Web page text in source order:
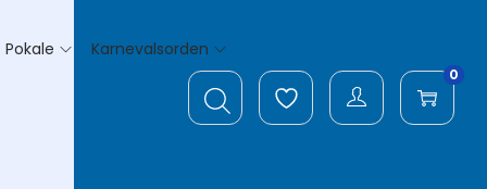
Pokale Karnevalsorden
0